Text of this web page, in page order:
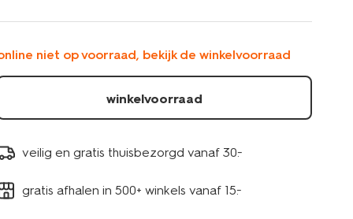
niet op voorraad, bekijk de winkelvoorraad
winkelvoorraad
veilig en gratis thuisbezorgd vanaf 30.-
gratis afhalen in 500+ winkels vanaf 15.-